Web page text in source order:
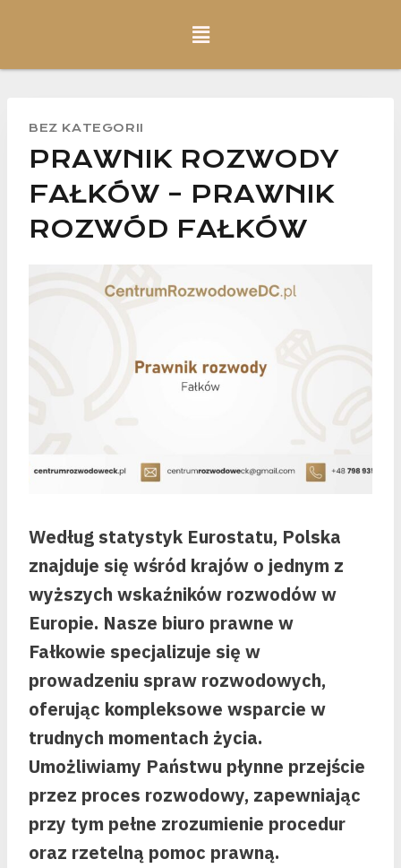
BEZ KATEGORII
PRAWNIK ROZWODY
FAŁKÓW – PRAWNIK
ROZWÓD FAŁKÓW
Według statystyk Eurostatu, Polska
znajduje się wśród krajów o jednym z
wyższych wskaźników rozwodów w
Europie. Nasze biuro prawne w
Fałkowie specjalizuje się w
prowadzeniu spraw rozwodowych,
oferując kompleksowe wsparcie w
trudnych momentach życia.
Umożliwiamy Państwu płynne przejście
przez proces rozwodowy, zapewniając
przy tym pełne zrozumienie procedur
oraz rzetelną pomoc prawną.